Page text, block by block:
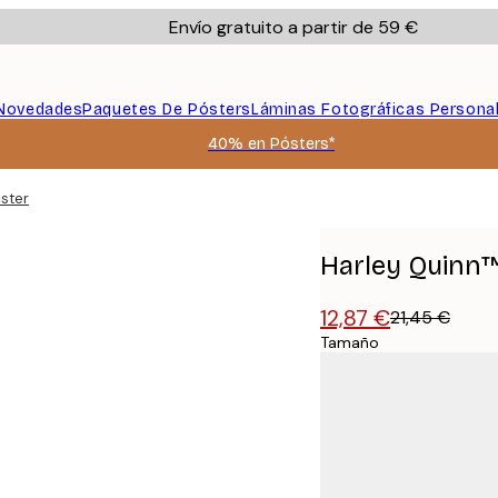
Envío gratuito a partir de 59 €
Paquetes De PóstersLáminas Fotográficas
40% en Pósters*
Harley
12,87 €21,45 €
Tamaño